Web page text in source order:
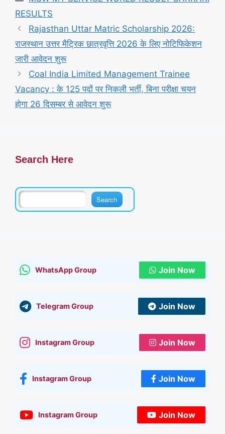
RESULTS
Rajasthan Uttar Matric Scholarship 2026:
राजस्थान उत्तर मैट्रिक छात्रवृत्ति 2026 के लिए नोटिफिकेशन
जारी आवेदन शुरू
Coal India Limited Management Trainee
Vacancy : के 125 पदों पर निकली भर्ती, बिना परीक्षा चयन
होगा 26 दिसम्बर से आवेदन शुरू
Search Here
WhatsApp Group Join Now
Telegram Group Join Now
Instagram Group Join Now
Instagram Group Join Now
Instagram Group Join Now